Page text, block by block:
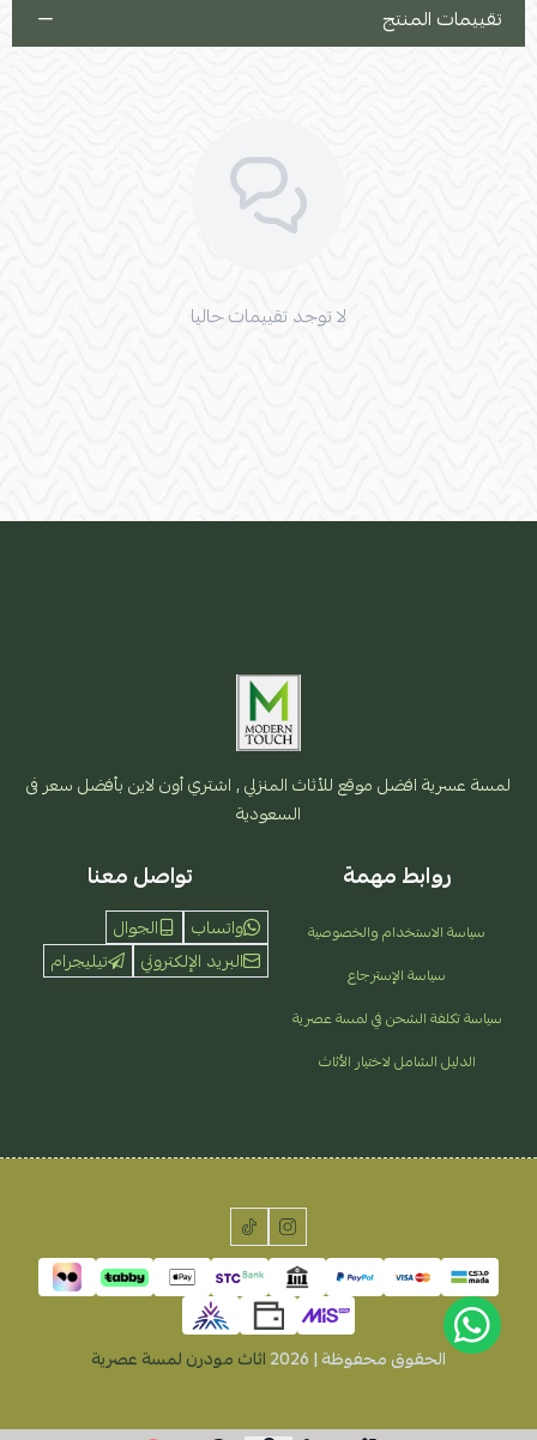
تقييمات المنتج
لا توجد تقييمات حاليا
لمسة عسرية افضل موقع للأثاث المنزلي , اشتري أون لاين بأفضل سعر فى
السعودية
روابط مهمة
سياسة الاستخدام والخصوصية
سياسة الإسترجاع
سياسة تكلفة الشحن في لمسة عصرية
الدليل الشامل لاختيار الأثاث
تواصل معنا
واتساب
الجوال
البريد الإلكتروني
تيليجرام
الحقوق محفوظة | 2026 اثاث مودرن لمسة عصرية